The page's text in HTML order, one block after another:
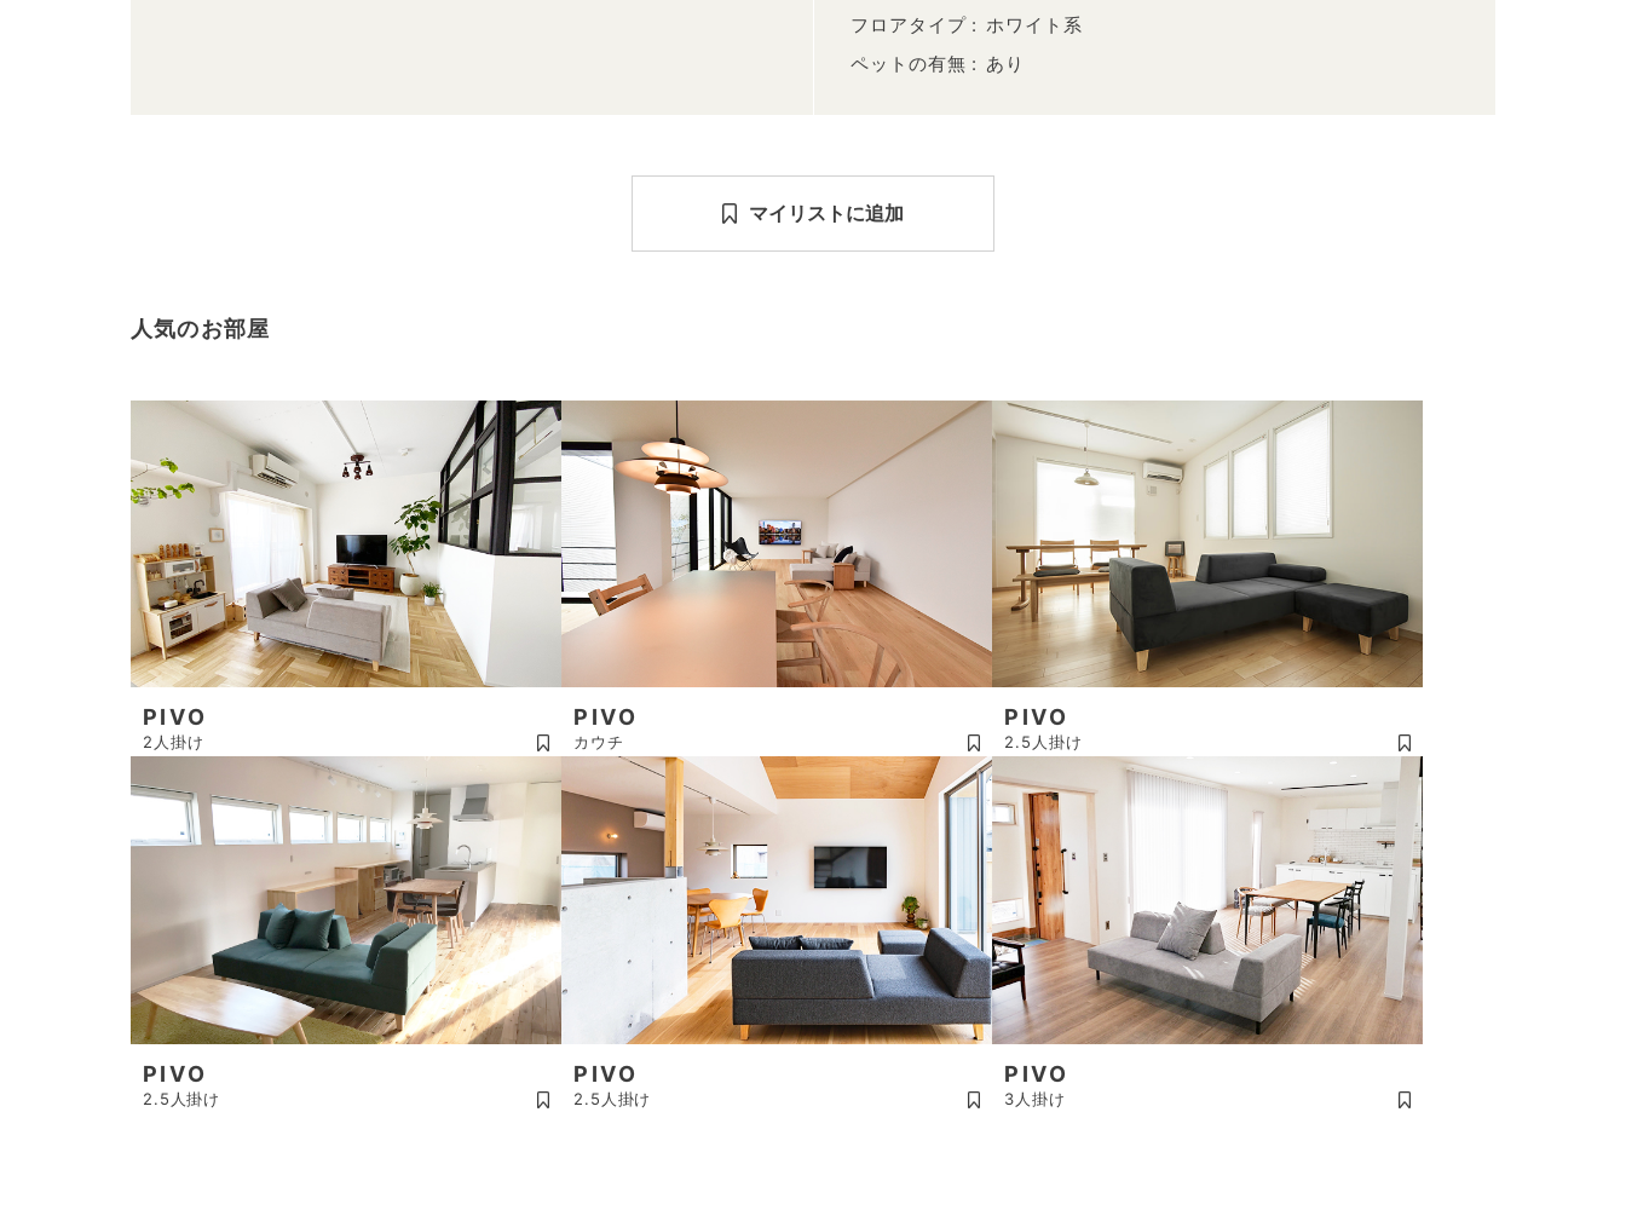
フロアタイプ
ホワイト系
ペットの有無
あり
マイリストに追加
人気のお部屋
PIVO
2人掛け
PIVO
カウチ
PIVO
2.5人掛け
PIVO
2.5人掛け
PIVO
2.5人掛け
PIVO
3人掛け